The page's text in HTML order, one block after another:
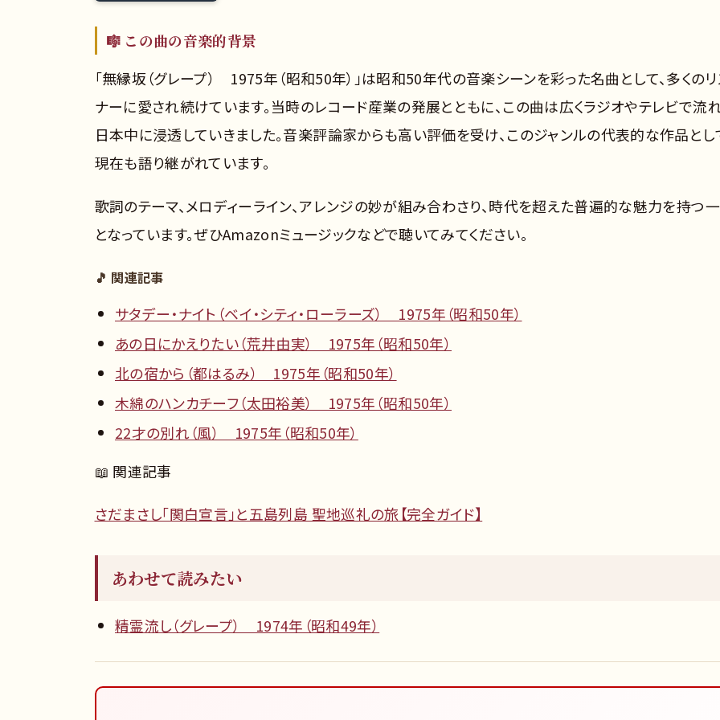
🎼 この曲の音楽的背景
「無縁坂（グレープ） 1975年（昭和50年）」は昭和50年代の音楽シーンを彩った名曲として、多くの
ナーに愛され続けています。当時のレコード産業の発展とともに、この曲は広くラジオやテレビで流れ
日本中に浸透していきました。音楽評論家からも高い評価を受け、このジャンルの代表的な作品とし
現在も語り継がれています。
歌詞のテーマ、メロディーライン、アレンジの妙が組み合わさり、時代を超えた普遍的な魅力を持つ
となっています。ぜひAmazonミュージックなどで聴いてみてください。
🎵 関連記事
サタデー・ナイト（ベイ・シティ・ローラーズ） 1975年（昭和50年）
あの日にかえりたい（荒井由実） 1975年（昭和50年）
北の宿から（都はるみ） 1975年（昭和50年）
木綿のハンカチーフ（太田裕美） 1975年（昭和50年）
22才の別れ（風） 1975年（昭和50年）
📖 関連記事
さだまさし「関白宣言」と五島列島 聖地巡礼の旅【完全ガイド】
あわせて読みたい
精霊流し（グレープ） 1974年（昭和49年）